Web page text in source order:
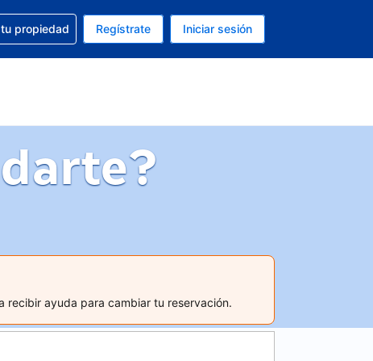
es Peso mexicano
Tu idioma actual es Español (México)
con la reservación
propiedad Regístrate Iniciar sesión
recibir ayuda para cambiar tu reservación.